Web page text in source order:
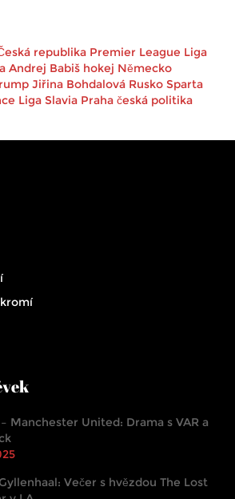
republika Premier League Liga
Andrej Babiš hokej Německo
Jiřina Bohdalová Rusko Sparta
Liga Slavia Praha česká politika
Manchester United: Drama s VAR a
Večer s hvězdou The Lost